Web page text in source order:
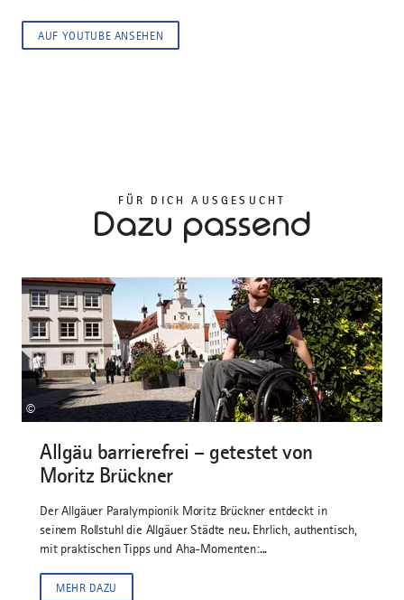
AUF YOUTUBE ANSEHEN
FÜR DICH AUSGESUCHT
Dazu passend
©
Allgäu barrierefrei – getestet von
Moritz Brückner
Der Allgäuer Paralympionik Moritz Brückner entdeckt in
seinem Rollstuhl die Allgäuer Städte neu. Ehrlich, authentisch,
mit praktischen Tipps und Aha-Momenten:...
MEHR DAZU